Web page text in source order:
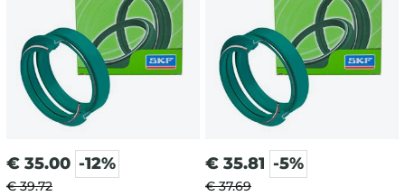
€ 35.00 -12%
€ 39.72
€ 35.81 -5%
€ 37.69